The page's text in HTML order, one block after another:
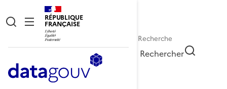
RÉPUBLIQUE
FRANÇAISE
Rechercher